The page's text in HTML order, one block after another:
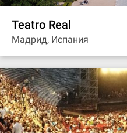
Teatro Real
Мадрид, Испания